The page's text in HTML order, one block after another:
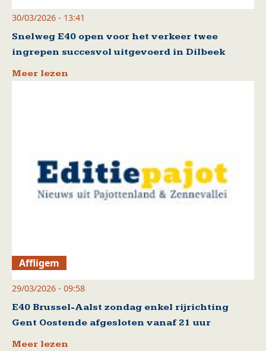
30/03/2026 - 13:41
Snelweg E40 open voor het verkeer twee
ingrepen succesvol uitgevoerd in Dilbeek
Meer lezen
Affligem
29/03/2026 - 09:58
E40 Brussel-Aalst zondag enkel rijrichting
Gent Oostende afgesloten vanaf 21 uur
Meer lezen